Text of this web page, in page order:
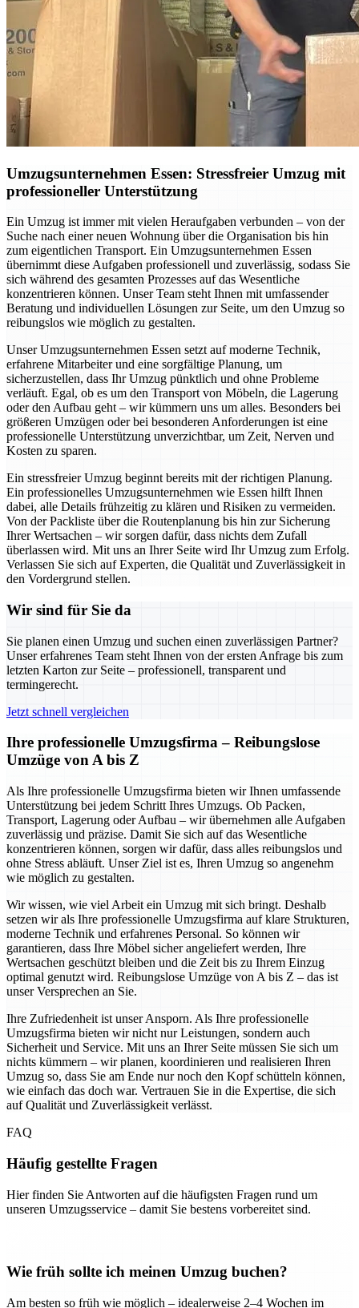
Umzugsunternehmen Essen: Stressfreier Umzug mit
professioneller Unterstützung
Ein Umzug ist immer mit vielen Heraufgaben verbunden – von der
Suche nach einer neuen Wohnung über die Organisation bis hin
zum eigentlichen Transport. Ein Umzugsunternehmen Essen
übernimmt diese Aufgaben professionell und zuverlässig, sodass Sie
sich während des gesamten Prozesses auf das Wesentliche
konzentrieren können. Unser Team steht Ihnen mit umfassender
Beratung und individuellen Lösungen zur Seite, um den Umzug so
reibungslos wie möglich zu gestalten.
Unser Umzugsunternehmen Essen setzt auf moderne Technik,
erfahrene Mitarbeiter und eine sorgfältige Planung, um
sicherzustellen, dass Ihr Umzug pünktlich und ohne Probleme
verläuft. Egal, ob es um den Transport von Möbeln, die Lagerung
oder den Aufbau geht – wir kümmern uns um alles. Besonders bei
größeren Umzügen oder bei besonderen Anforderungen ist eine
professionelle Unterstützung unverzichtbar, um Zeit, Nerven und
Kosten zu sparen.
Ein stressfreier Umzug beginnt bereits mit der richtigen Planung.
Ein professionelles Umzugsunternehmen wie Essen hilft Ihnen
dabei, alle Details frühzeitig zu klären und Risiken zu vermeiden.
Von der Packliste über die Routenplanung bis hin zur Sicherung
Ihrer Wertsachen – wir sorgen dafür, dass nichts dem Zufall
überlassen wird. Mit uns an Ihrer Seite wird Ihr Umzug zum Erfolg.
Verlassen Sie sich auf Experten, die Qualität und Zuverlässigkeit in
den Vordergrund stellen.
Wir sind für Sie da
Sie planen einen Umzug und suchen einen zuverlässigen Partner?
Unser erfahrenes Team steht Ihnen von der ersten Anfrage bis zum
letzten Karton zur Seite – professionell, transparent und
termingerecht.
Jetzt schnell vergleichen
Ihre professionelle Umzugsfirma – Reibungslose
Umzüge von A bis Z
Als Ihre professionelle Umzugsfirma bieten wir Ihnen umfassende
Unterstützung bei jedem Schritt Ihres Umzugs. Ob Packen,
Transport, Lagerung oder Aufbau – wir übernehmen alle Aufgaben
zuverlässig und präzise. Damit Sie sich auf das Wesentliche
konzentrieren können, sorgen wir dafür, dass alles reibungslos und
ohne Stress abläuft. Unser Ziel ist es, Ihren Umzug so angenehm
wie möglich zu gestalten.
Wir wissen, wie viel Arbeit ein Umzug mit sich bringt. Deshalb
setzen wir als Ihre professionelle Umzugsfirma auf klare Strukturen,
moderne Technik und erfahrenes Personal. So können wir
garantieren, dass Ihre Möbel sicher angeliefert werden, Ihre
Wertsachen geschützt bleiben und die Zeit bis zu Ihrem Einzug
optimal genutzt wird. Reibungslose Umzüge von A bis Z – das ist
unser Versprechen an Sie.
Ihre Zufriedenheit ist unser Ansporn. Als Ihre professionelle
Umzugsfirma bieten wir nicht nur Leistungen, sondern auch
Sicherheit und Service. Mit uns an Ihrer Seite müssen Sie sich um
nichts kümmern – wir planen, koordinieren und realisieren Ihren
Umzug so, dass Sie am Ende nur noch den Kopf schütteln können,
wie einfach das doch war. Vertrauen Sie in die Expertise, die sich
auf Qualität und Zuverlässigkeit verlässt.
FAQ
Häufig gestellte Fragen
Hier finden Sie Antworten auf die häufigsten Fragen rund um
unseren Umzugsservice – damit Sie bestens vorbereitet sind.
Wie früh sollte ich meinen Umzug buchen?
Am besten so früh wie möglich – idealerweise 2–4 Wochen im